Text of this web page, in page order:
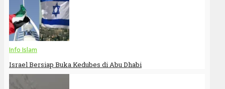
Info Islam
Israel Bersiap Buka Kedubes di Abu Dhabi